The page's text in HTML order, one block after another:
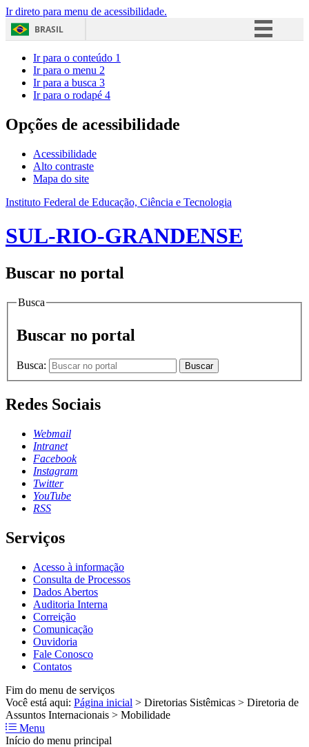
Ir direto para menu de acessibilidade.
BRASIL
Acesso à informação
Ir para o conteúdo 1
Ir para o menu 2
Ir para a busca 3
Ir para o rodapé 4
Opções de acessibilidade
Acessibilidade
Alto contraste
Mapa do site
Instituto Federal de Educação, Ciência e Tecnologia
SUL-RIO-GRANDENSE
Buscar no portal
Busca
Buscar no portal
Busca: Buscar
Redes Sociais
Webmail
Intranet
Facebook
Instagram
Twitter
YouTube
RSS
Serviços
Acesso à informação
Consulta de Processos
Dados Abertos
Auditoria Interna
Correição
Comunicação
Ouvidoria
Fale Conosco
Contatos
Fim do menu de serviços
Você está aqui: Página inicial > Diretorias Sistêmicas > Diretoria de
Assuntos Internacionais > Mobilidade
Menu
Início do menu principal